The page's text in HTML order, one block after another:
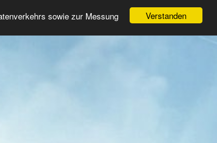
Verstanden
sowie zur Messung